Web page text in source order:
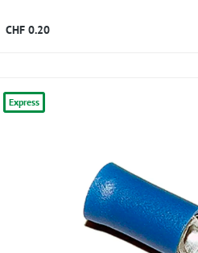
CHF 0.20
Express